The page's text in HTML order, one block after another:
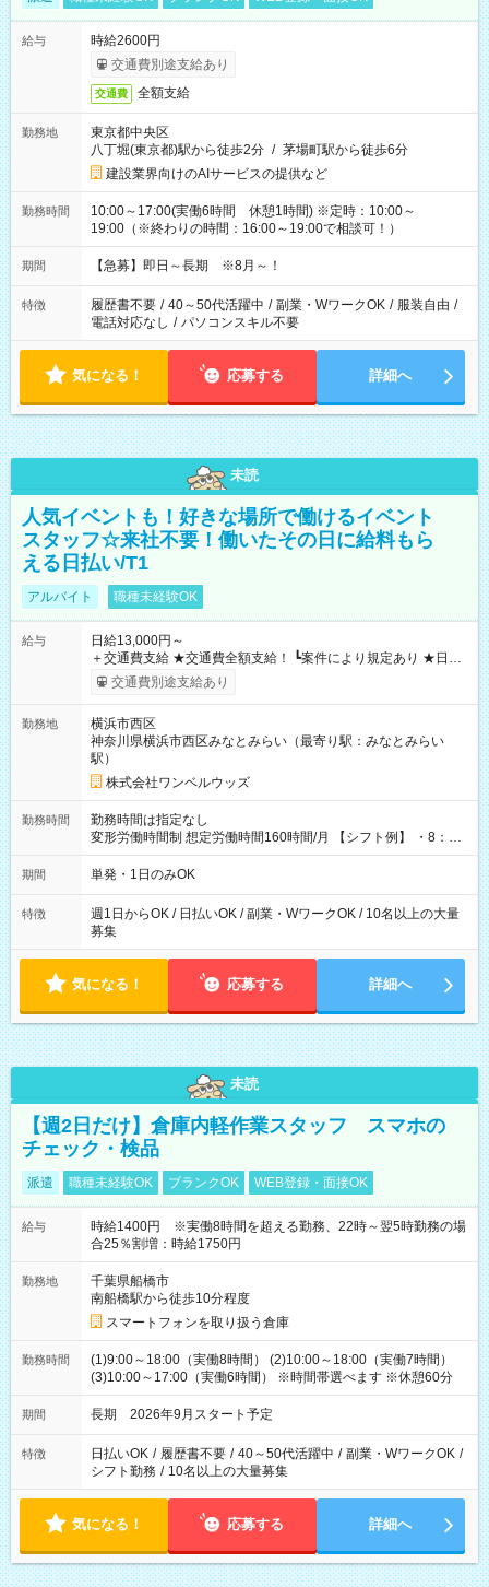
給与
時給2600円
交通費別途支給あり
交通費 全額支給
勤務地
東京都中央区
八丁堀(東京都)駅から徒歩2分 / 茅場町駅から徒歩6分
建設業界向けのAIサービスの提供など
勤務時間
10:00～17:00(実働6時間 休憩1時間) ※定時：10:00～
19:00（※終わりの時間：16:00～19:00で相談可！）
期間 【急募】即日～長期 ※8月～！
特徴 履歴書不要 / 40～50代活躍中 / 副業・WワークOK / 服装自由 /
電話対応なし / パソコンスキル不要
気になる！ 応募する 詳細へ
未読
人気イベントも！好きな場所で働けるイベント
スタッフ☆来社不要！働いたその日に給料もら
える日払い/T1
アルバイト 職種未経験OK
給与
日給13,000円～
＋交通費支給 ★交通費全額支給！ ┗案件により規定あり ★日払
いOK！（規定あり） ┗働いたその日に現金GET♪ お仕事後はコ
ンビニATMから 日払い分を引き落とせます！ 【試用期間】試
交通費別途支給あり
勤務地
横浜市西区
神奈川県横浜市西区みなとみらい（最寄り駅：みなとみらい
駅）
株式会社ワンベルウッズ
勤務時間
勤務時間は指定なし
変形労働時間制 想定労働時間160時間/月 【シフト例】 ・8：00
～21：00
期間 単発・1日のみOK
特徴
週1日からOK / 日払いOK / 副業・WワークOK / 10名以上の大量
募集
気になる！ 応募する 詳細へ
未読
【週2日だけ】倉庫内軽作業スタッフ スマホの
チェック・検品
派遣 職種未経験OK ブランクOK WEB登録・面接OK
給与
時給1400円 ※実働8時間を超える勤務、22時～翌5時勤務の場
合25％割増：時給1750円
勤務地
千葉県船橋市
南船橋駅から徒歩10分程度
スマートフォンを取り扱う倉庫
勤務時間
(1)9:00～18:00（実働8時間） (2)10:00～18:00（実働7時間）
(3)10:00～17:00（実働6時間） ※時間帯選べます ※休憩60分
期間 長期 2026年9月スタート予定
特徴 日払いOK / 履歴書不要 / 40～50代活躍中 / 副業・WワークOK /
シフト勤務 / 10名以上の大量募集
気になる！ 応募する 詳細へ